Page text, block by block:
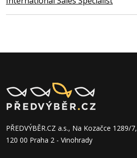
PŘEDVÝBĚR.CZ a.s., Na Kozačce 1289/7,
120 00 Praha 2 - Vinohrady